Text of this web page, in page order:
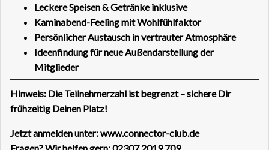
Leckere Speisen & Getränke inklusive
Kaminabend-Feeling mit Wohlfühlfaktor
Persönlicher Austausch in vertrauter Atmosphäre
Ideenfindung für neue Außendarstellung der
Mitglieder
Hinweis: Die Teilnehmerzahl ist begrenzt – sichere Dir
frühzeitig Deinen Platz!
Jetzt anmelden unter:www.connector-club.de
Fragen? Wir helfen gern: 02307 2019 709